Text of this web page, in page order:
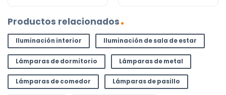
Productos relacionados
Iluminación interior Iluminación de sala de estar
Lámparas de dormitorio Lámparas de metal
Lámparas de comedor Lámparas de pasillo